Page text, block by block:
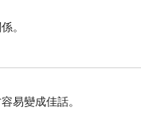
搭乘捷運綠線至「南
祥路方向徒步約3分
。
易變成佳話。